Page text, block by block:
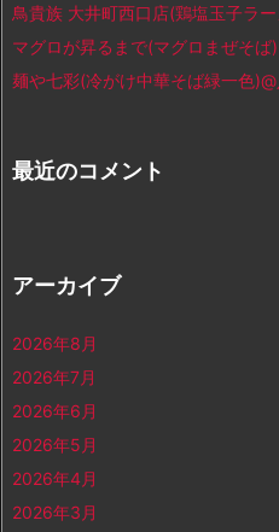
鳥貴族 大井町西口店(鶏塩玉子ラ
マグロが昇るまで(マグロまぜそば
麺や七彩(冷がけ中華そば緑一色
最近のコメント
アーカイブ
2026年8月
2026年7月
2026年6月
2026年5月
2026年4月
2026年3月